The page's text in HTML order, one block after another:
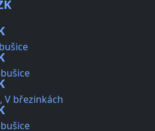
V březinkách